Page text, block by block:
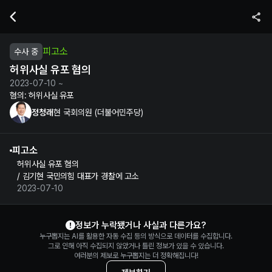
수사 중 피고소
허위사실 유포 혐의
2023-07-10 ~
혐의:허위사실 유포
정청래현 국회의원 (더불어민주당)
피고소
허위사실 유포 혐의
/ 김기현 국민의힘 대표가 경찰에 고소
2023-07-10
정보가 누락됐거나 사실과 다른가요?
누구뽑지는 AI를 활용한 자동 수집 등의 방식으로 데이터를 수집합니다.
그로 인해 아직 수집되지 않았거나 틀린 정보가 있을 수 있습니다.
여러분의 제보로 누구뽑지는 더 정확해집니다!